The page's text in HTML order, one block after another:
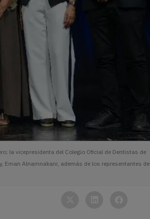
la vicepresidenta del Colegio Oficial de Dentistas de
Eman Alnamnakani, además de los representantes de